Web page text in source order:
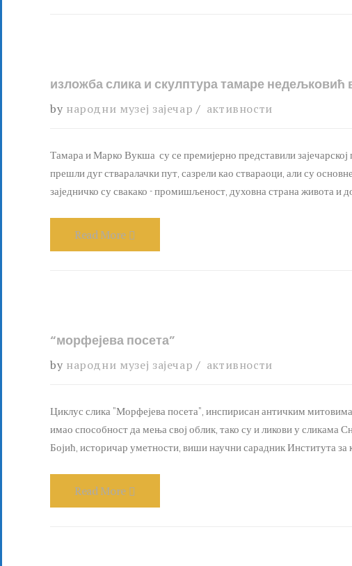
изложба слика и скулптура тамаре
by народни музеј зајечар активности
Тамара и Марко Вукша су се премијерно представили
прешли дуг стваралачки пут, сазрели као ствараоци, али су
заједничко су свакако - промишљеност, духовна страна живота
Read More
“морфејева посета”
by народни музеј зајечар активности
Циклус слика "Морфејева посета", инспирисан античким
имао способност да мења свој облик, тако су и ликови у
Бојић, историчар уметности, виши научни сарадник Института
Read More